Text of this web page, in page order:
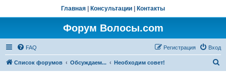
Главная Консультации Контакты
Форум Волосы.com
FAQ Вход
Регистрация
Список форумов Обсуждаем... Необходим совет!